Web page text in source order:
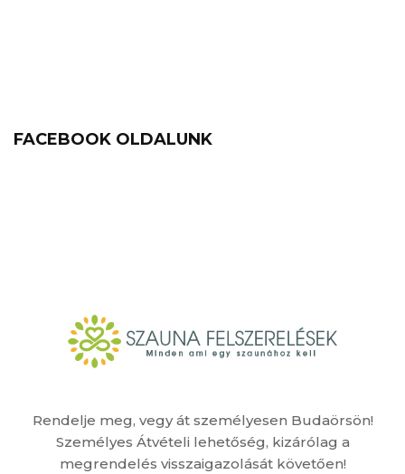
Rendelje meg, vegy át személyesen Budaörsön!
Személyes Átvételi lehetőség, kizárólag a
megrendelés visszaigazolását követően!
FACEBOOK OLDALUNK